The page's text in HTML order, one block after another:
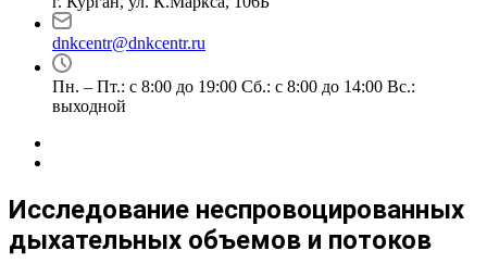
dnkcentr@dnkcentr.ru
Пн. – Пт.: с 8:00 до 19:00 Сб.: с 8:00 до 14:00 Вс.:
выходной
Исследование неспровоцированных
дыхательных объемов и потоков